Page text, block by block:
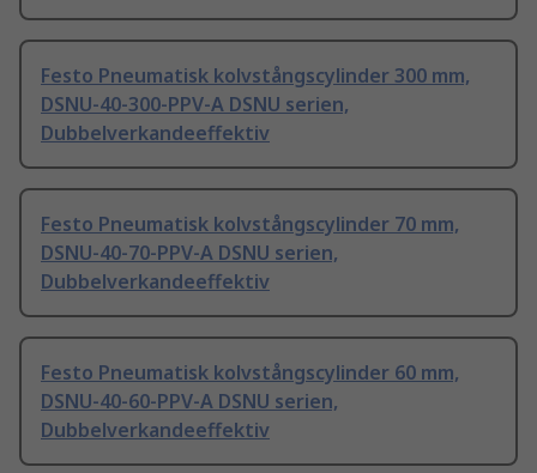
Festo Pneumatisk kolvstångscylinder 300 mm,
DSNU-40-300-PPV-A DSNU serien,
Dubbelverkandeeffektiv
Festo Pneumatisk kolvstångscylinder 70 mm,
DSNU-40-70-PPV-A DSNU serien,
Dubbelverkandeeffektiv
Festo Pneumatisk kolvstångscylinder 60 mm,
DSNU-40-60-PPV-A DSNU serien,
Dubbelverkandeeffektiv